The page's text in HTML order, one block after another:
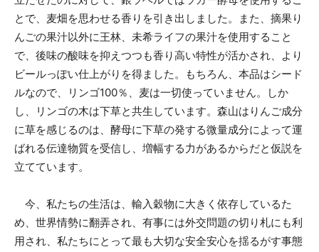
とで、麦畑を思わせる香りを引き出しました。また、摘果り
んごの果汁以外に王林、未希ライフの果汁を使用すること
で、後味の酸味を抑えつつも香り高い特性が活かされ、より
ビールっぽい仕上がりを得ました。もちろん、本品はシード
ルなので、リンゴ100％、麦は一切使っていません。しか
し、リンゴの木は下草と共生しています。森山はりんご成分
に草を感じるのは、酵母に下草の発する微量成分によって運
ばれる伝達物質を受信し、増幅する力があるからだと仮説を
立てています。
今、私たちの生活は、輸入穀物に大きく依存しているた
め、世界情勢に翻弄され、有事には外交問題の切り札にも利
用され、私たちにとって最も大切な安全安心を揺るがす事態